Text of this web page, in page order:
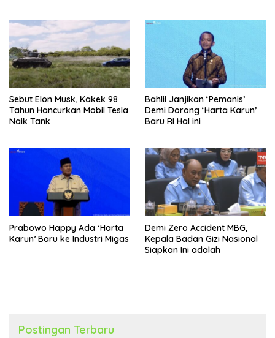
Sebut Elon Musk, Kakek 98
Tahun Hancurkan Mobil Tesla
Naik Tank
Bahlil Janjikan ‘Pemanis’
Demi Dorong ‘Harta Karun’
Baru RI Hal ini
Prabowo Happy Ada ‘Harta
Karun’ Baru ke Industri Migas
Demi Zero Accident MBG,
Kepala Badan Gizi Nasional
Siapkan Ini adalah
Postingan Terbaru